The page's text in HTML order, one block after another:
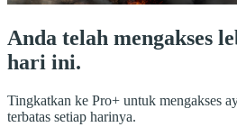
Anda telah mengakses
hari ini.
Tingkatkan ke Pro+ untuk mengakses
terbatas setiap harinya.